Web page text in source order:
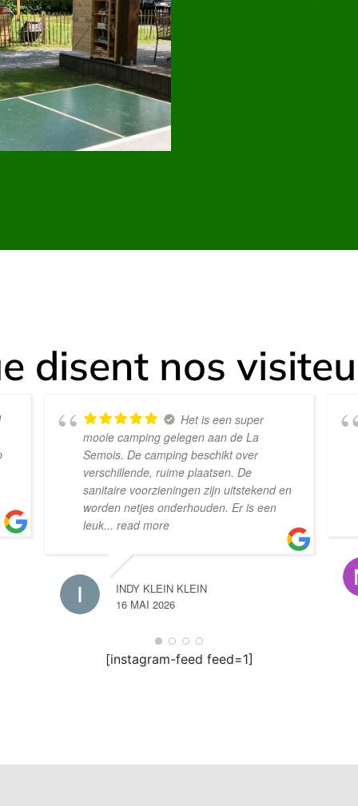
disent nos
Het is een super
mooie camping gelegen aan de La
Semois. De camping beschikt over
verschillende, ruime plaatsen. De
sanitaire voorzieningen zijn uitstekend en
worden netjes onderhouden. Er is een
leuk... read more
INDY KLEIN KLEIN
16 MAI 2026
[instagram-feed feed=1]